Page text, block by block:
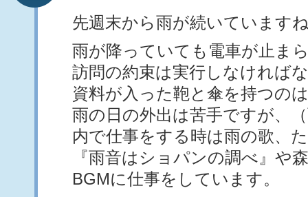
先週末から雨が続いています
雨が降っていても電車が止ま
訪問の約束は実行しなければ
資料が入った鞄と傘を持つの
雨の日の外出は苦手ですが、
内で仕事をする時は雨の歌、
『雨音はショパンの調べ』や
BGMに仕事をしています。